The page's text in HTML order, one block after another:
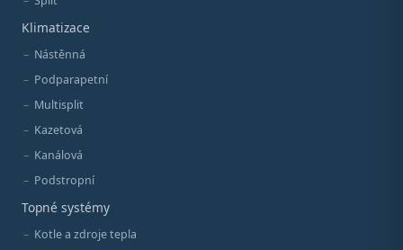
Klimatizace
Nástěnná
Podparapetní
Multisplit
Kazetová
Kanálová
Podstropní
Topné systémy
Kotle a zdroje tepla